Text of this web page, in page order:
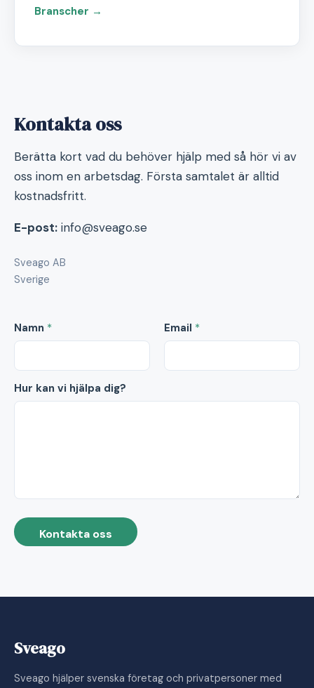
Branscher →
Kontakta oss
Berätta kort vad du behöver hjälp med så hör vi av
oss inom en arbetsdag. Första samtalet är alltid
kostnadsfritt.
E-post: info@sveago.se
Sveago AB
Sverige
Namn * Email *
Hur kan vi hjälpa dig?
Kontakta oss
Sveago
Sveago hjälper svenska företag och privatpersoner med